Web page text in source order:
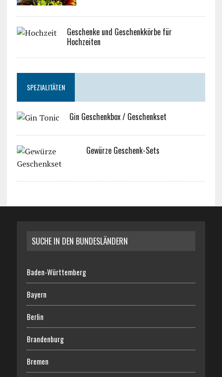
Geschenke und Geschenkkörbe für
Hochzeiten
SPEZIALITÄTEN
Gin Geschenkbox / Geschenkset
Gewürze Geschenk-Sets
SUCHE IN DEN BUNDESLÄNDERN
Baden-Württemberg
Bayern
Berlin
Brandenburg
Bremen